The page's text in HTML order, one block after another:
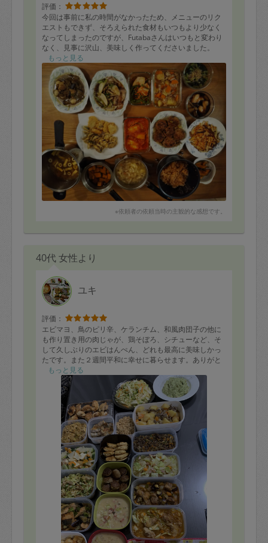
評価：
今回は事前に私の時間がなかったため、メニューのリク
エストもできず、そろえられた食材もいつもより少なく
なってしまったのですが、Futabaさんはいつもと変わり
なく、見事に沢山、美味しく作ってくださいました。
ありがとうございました。
テレワーク中の主人と簡単に食べられる昼食用のお料理
や、子供の好きなカボチャ料理など、我が家のことを理
解してくださっているからこその、ありがたいメニュー
でした。
娘はカボチャはもちろん、カジキの照り焼きに添えられ
ていたピーマンと人参を気に入っていました。(私にも好
みの味でした。)
煮物はいつも通り、飽きない美味しさでしたし、鶏と野
菜の中華炒めもご飯がすすむ味でした(主人は特に喜んで
いました)。
まだまだ食べていないものが沢山あるので、週末も楽し
カジキマグロとナスのトマトパスタソース
カジキマグロの照り焼きピーマンと人参添え
チキンライス(オリーブ入り)
ナス入り豆腐ハンバーグ(イタリアソース)
タラの煮物、大根とキノコ添え
麺用鶏汁
豚の照り焼き、焼きカブとキノコ添え
豚と野菜のうま煮
小松菜のカリカリシラス和え
鶏と野菜の中華炒め
セロリとキャベツのあっさりスープ
カボチャの煮物
大根、人参、ちくわのチヂミ
カボチャのバターカラメル和え
もっと見る
※依頼者の依頼当時の主観的な感想です。
40代 女性より
ユキ
評価：
エビマヨ、鳥のピリ辛、ケランチム、和風肉団子の他に
も作り置き用の肉じゃが、鶏そぼろ、シチューなど、そ
して久しぶりのエビはんぺん、どれも最高に美味しかっ
たです。また２週間平和に幸せに暮らせます。ありがと
うございます！
もっと見る